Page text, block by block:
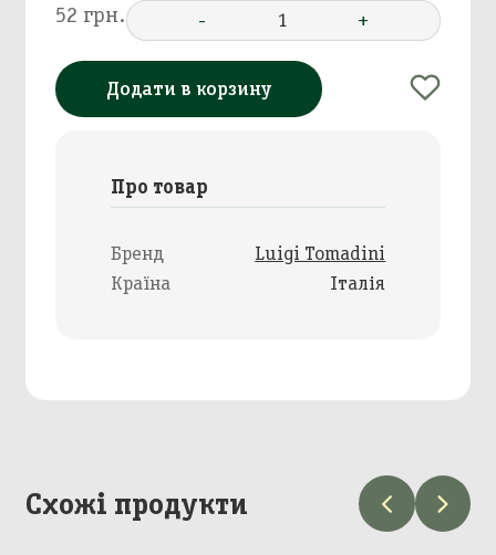
52 грн. - 1 +
Додати в корзину
Про товар
Бренд
Luigi Tomadini
Країна
Італія
Схожі продукти